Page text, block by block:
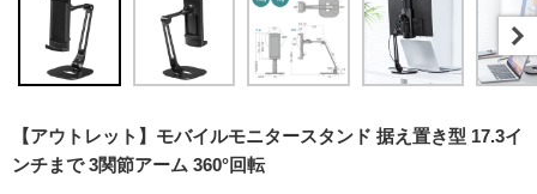
【アウトレット】モバイルモニタースタンド 据え置き型 17.3イ
ンチまで 3関節アーム 360°回転